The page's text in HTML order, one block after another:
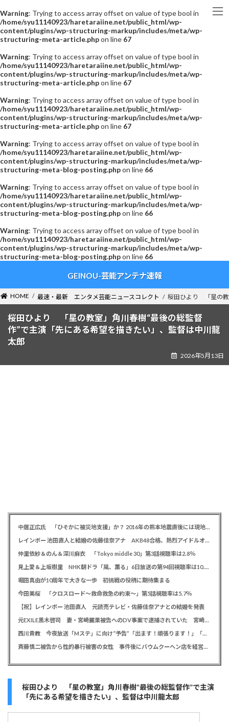
Warning: Trying to access array offset on value of type bool in
/home/syu11140923/haretaraiine.net/public_html/wp-
content/plugins/wp-structuring-markup/includes/meta/wp-
structuring-meta-article.phpon line 67
Warning: Trying to access array offset on value of type bool in
/home/syu11140923/haretaraiine.net/public_html/wp-
content/plugins/wp-structuring-markup/includes/meta/wp-
structuring-meta-article.phpon line 67
Warning: Trying to access array offset on value of type bool in
/home/syu11140923/haretaraiine.net/public_html/wp-
content/plugins/wp-structuring-markup/includes/meta/wp-
structuring-meta-article.phpon line 67
Warning: Trying to access array offset on value of type bool in
/home/syu11140923/haretaraiine.net/public_html/wp-
content/plugins/wp-structuring-markup/includes/meta/wp-
structuring-meta-blog-posting.phpon line 66
Warning: Trying to access array offset on value of type bool in
/home/syu11140923/haretaraiine.net/public_html/wp-
content/plugins/wp-structuring-markup/includes/meta/wp-
structuring-meta-blog-posting.phpon line 66
Warning: Trying to access array offset on value of type bool in
/home/syu11140923/haretaraiine.net/public_html/wp-
content/plugins/wp-structuring-markup/includes/meta/wp-
structuring-meta-blog-posting.phpon line 66
ン
ツ
ー
シ
GEINOU-芸能アンテナ速報
HOME 最速・最新 エンタメ芸能ニュースコレクト 桜田ひより 「星の教
桜田ひより 「星の教室」角川春樹“最後の総監督
作”で主演「先にある希望を描きたい」、監督は中川龍
太郎
2026年5月13日
中居正広氏 「ひそかに被災地支援」か？ 2016年の熊本地震直後には現地で炊き出し 親友・松本人志の闘病に心を痛め、頻繁に連絡も
レインボー 池田直人と結婚の佐藤佳奈アナ AKB48合格、熱烈アイドルオタク「さかなちゃん」として人気に、7月末に読売テレビ退社
仲里依紗＆のん＆深川麻衣 「Tokyo middle 30」第3話視聴率は2.8％
見上愛＆上坂樹里 NHK朝ドラ「風、薫る」6日放送の第94回視聴率は10.4％
堀田真由が10周年で大きな一歩 初挑戦の役柄に期待集まる
今田美桜 「クロスロード～救命救急の約束～」第5話視聴率は5.7％
【祝】レインボー 池田直人 元読売テレビ・佐藤佳奈アナとの結婚を発表
元EXILE黒木啓司 妻・宮崎麗果被告へのDV事案で逮捕されていた 宮崎は全身打撲、頭部裂傷及び打撲、頸部損傷の怪我
西川貴教 今夜放送「Mステ」に向け“予告”「出ます！頑張ります！」「恐らくアレも着ます！」
斉藤慎二被告から性的暴行被害の女性 事件後にバウムクーヘン店を経営やTikTokでライブ配信する姿に「言葉にできない悔しさと怒り」
桜田ひより 「星の教室」角川春樹“最後の総監督作”で主演
「先にある希望を描きたい」、監督は中川龍太郎